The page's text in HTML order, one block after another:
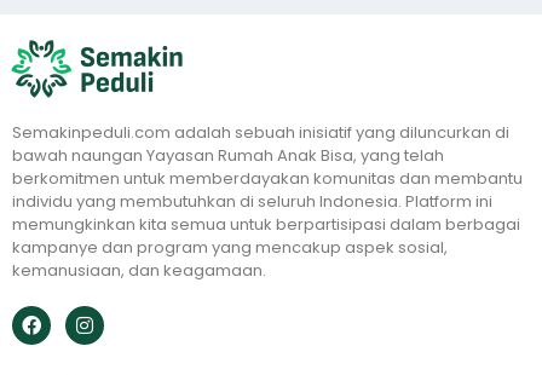
Semakinpeduli.com adalah sebuah inisiatif yang diluncurkan di
bawah naungan Yayasan Rumah Anak Bisa, yang telah
berkomitmen untuk memberdayakan komunitas dan membantu
individu yang membutuhkan di seluruh Indonesia. Platform ini
memungkinkan kita semua untuk berpartisipasi dalam berbagai
kampanye dan program yang mencakup aspek sosial,
kemanusiaan, dan keagamaan.